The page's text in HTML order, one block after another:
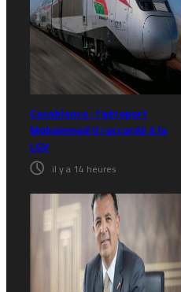
Casablanca : l’aéroport
Mohammed V raccordé à la
LGV
il y a 14 heures